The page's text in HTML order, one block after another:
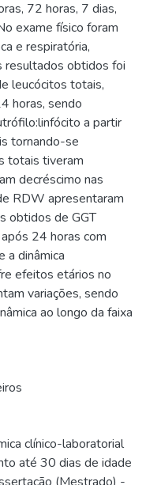
72 horas, 7 dias,
exame físico foram
e respiratória,
resultados obtidos foi
leucócitos totais,
horas, sendo
a partir
tornando-se
totais tiveram
decréscimo nas
RDW apresentaram
obtidos de GGT
24 horas com
a dinâmica
efeitos etários no
variações, sendo
ao longo da faixa
clínico-laboratorial
até 30 dias de idade